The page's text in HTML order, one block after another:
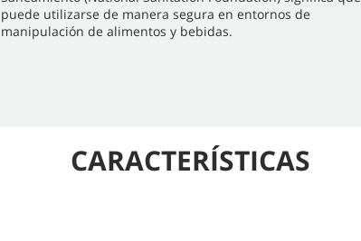
puede utilizarse de manera segura en entornos de
manipulación de alimentos y bebidas.
CARACTERÍSTICAS